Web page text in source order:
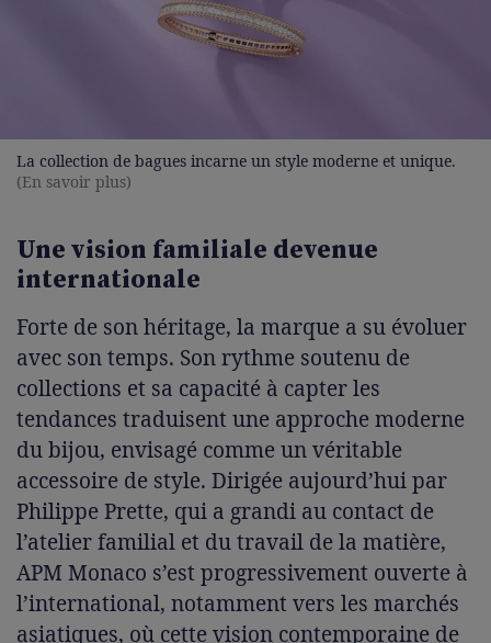
La collection de bagues incarne un style moderne et unique.
(En savoir plus)
Une vision familiale devenue
internationale
Forte de son héritage, la marque a su évoluer
avec son temps. Son rythme soutenu de
collections et sa capacité à capter les
tendances traduisent une approche moderne
du bijou, envisagé comme un véritable
accessoire de style. Dirigée aujourd’hui par
Philippe Prette, qui a grandi au contact de
l’atelier familial et du travail de la matière,
APM Monaco s’est progressivement ouverte à
l’international, notamment vers les marchés
asiatiques, où cette vision contemporaine de